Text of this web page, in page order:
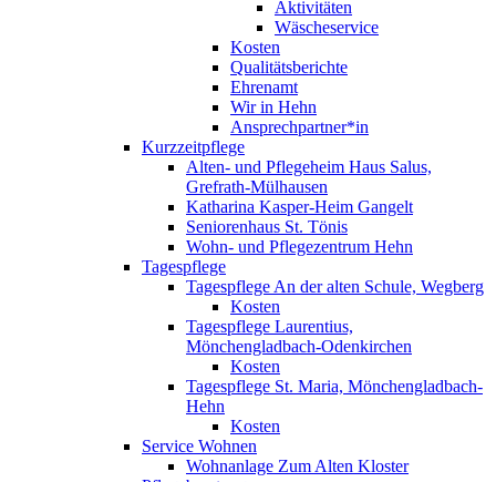
Aktivitäten
Wäscheservice
Kosten
Qualitätsberichte
Ehrenamt
Wir in Hehn
Ansprechpartner*in
Kurzzeitpflege
Alten- und Pflegeheim Haus Salus,
Grefrath-Mülhausen
Katharina Kasper-Heim Gangelt
Seniorenhaus St. Tönis
Wohn- und Pflegezentrum Hehn
Tagespflege
Tagespflege An der alten Schule, Wegberg
Kosten
Tagespflege Laurentius,
Mönchengladbach-Odenkirchen
Kosten
Tagespflege St. Maria, Mönchengladbach-
Hehn
Kosten
Service Wohnen
Wohnanlage Zum Alten Kloster